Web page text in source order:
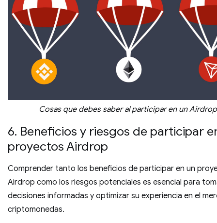
Cosas que debes saber al participar en un
6. Beneficios y riesgos de participar
proyectos Airdrop
Comprender tanto los beneficios de participar en un
Airdrop como los riesgos potenciales es esencial para
decisiones informadas y optimizar su experiencia en el
criptomonedas.